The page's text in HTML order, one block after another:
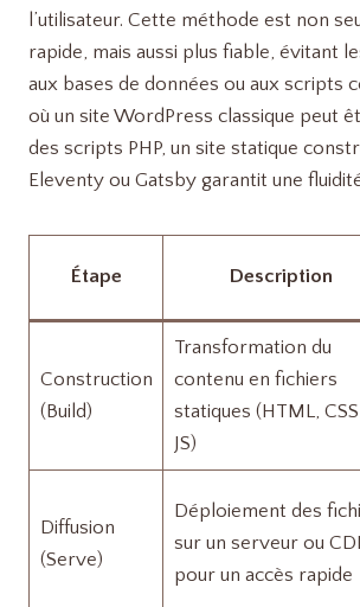
l’utilisateur. Cette méthode est non
rapide, mais aussi plus fiable, évitant
aux bases de données ou aux scripts
où un site WordPress classique peut
des scripts PHP, un site statique
Eleventy ou Gatsby garantit une
Étape Description
Construction
(Build)
Transformation du
contenu en fichiers
statiques (HTML,
JS)
Diffusion
(Serve)
Déploiement des
sur un serveur ou
pour un accès rapide